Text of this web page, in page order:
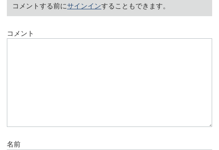
コメントする前にサインインすることもできます。
コメント
名前